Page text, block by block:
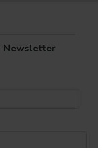
Newsletter